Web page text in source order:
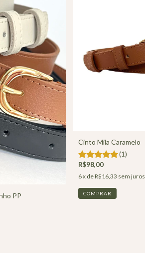
PP
Cinto Mila Caramelo
(1)
R$98,00
6x deR$16,33 sem juros
COMPRAR